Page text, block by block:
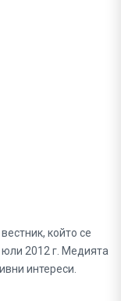
който се
2012 г. Медията
интереси.